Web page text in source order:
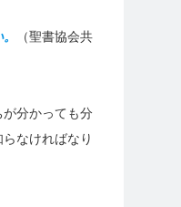
（聖書協会共
分かっても分
なければなり